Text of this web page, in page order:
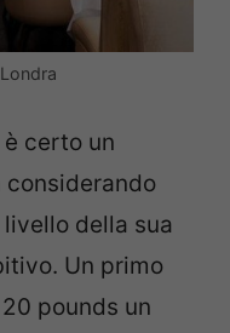
è certo un
considerando
della sua
Un primo
pounds un